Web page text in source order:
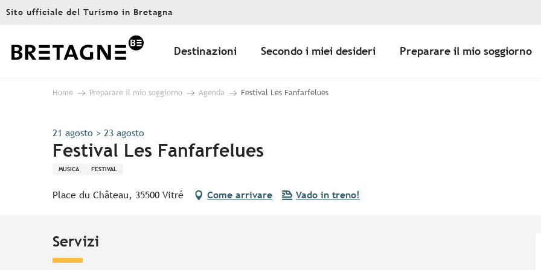
Aller
principal
Sito ufficiale del Turismo in Bretagna
Destinazioni Secondo i miei desideri Preparare il mio soggiorno
Home Preparare il mio soggiorno Agenda Festival Les Fanfarfelues
21 agosto > 23 agosto
Festival Les Fanfarfelues
MUSICA FESTIVAL
Place du Château, 35500 Vitré Come arrivare Vado in treno!
Servizi